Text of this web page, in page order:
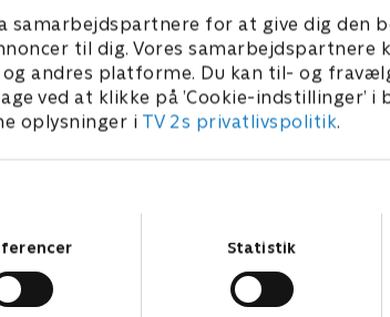
samarbejdspartnere for at give dig den
til dig. Vores samarbejdspartnere
andres platforme. Du kan til- og
ved at klikke på ’Cookie-indstillinger’ i
oplysninger i TV 2s privatlivspolitik.
Statistik